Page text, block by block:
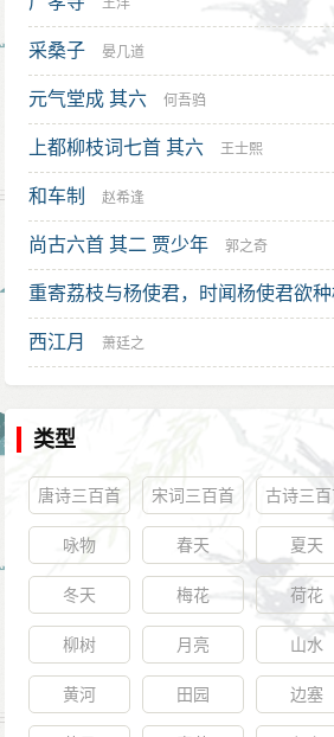
题》命名的共有15首：
《无题》（八岁偷照镜）
《无题》（照梁初有情）
《无题二首》（昨夜星辰；闻道
《无题四首》（来是空言；飒飒
晚；何处哀筝）
《无题》（相见时难）
《无题》（紫府仙人）
《无题二首》（凤尾香罗；重帷
《无题》（近知名阿侯）
《无题》（白道萦回）
《无题》（万里风波）
另有5首在通行的诗集中经常被标
“幽人不倦赏”、七绝“长眉画了”、“寿
来”、“户外重阴”），经冯浩、纪昀
由于版本问题而产生的原题丢失情况
诗。
有些研究者（如杨柳）认为李商
目的诗也应该属于无题诗一类，理
往是从诗的首句中取前几字为题（
子对当值考官施加影响的结果。
步入仕途
李商隐考中进士的当年（开成二
令狐楚病逝。在参与料理令狐楚的
应泾原节度使王茂元的聘请，去泾
甚至将女儿嫁给了他。从李商隐后来
出，这桩婚姻将其拖入了牛李党争
李商隐的尴尬处境在于：王茂元
视为“李党”的成员；而令狐楚父子属
的背叛。李商隐很快就为此付出了代
进士资格一般并不会立即授予官职，
部举办的考试。开成三年（838年）
官考试，结果在复审中被除名。这
的影响是使得他获得朝廷正式官职
不过，他并没有后悔娶了王茂元的女
后的感情很好，在李商隐的眼中，王
体贴的妻子。
王洋
采桑子 晏几道
元气堂成 其六 何吾驺
上都柳枝词七首 其六 王士熙
和车制 赵希逢
尚古六首 其二 贾少年 郭之奇
重寄荔枝与杨使君，时闻杨使君欲
居易
西江月 萧廷之
类型
唐诗三百首 宋词三百首 古诗三
咏物 春天 夏天
冬天 梅花 荷花
柳树 月亮 山水
黄河 田园 边塞